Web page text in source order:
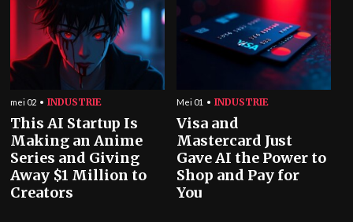
mei 02 INDUSTRIE
This AI Startup Is
Making an Anime
Series and Giving
Away $1 Million to
Creators
Mei 01 INDUSTRIE
Visa and
Mastercard Just
Gave AI the Power to
Shop and Pay for
You